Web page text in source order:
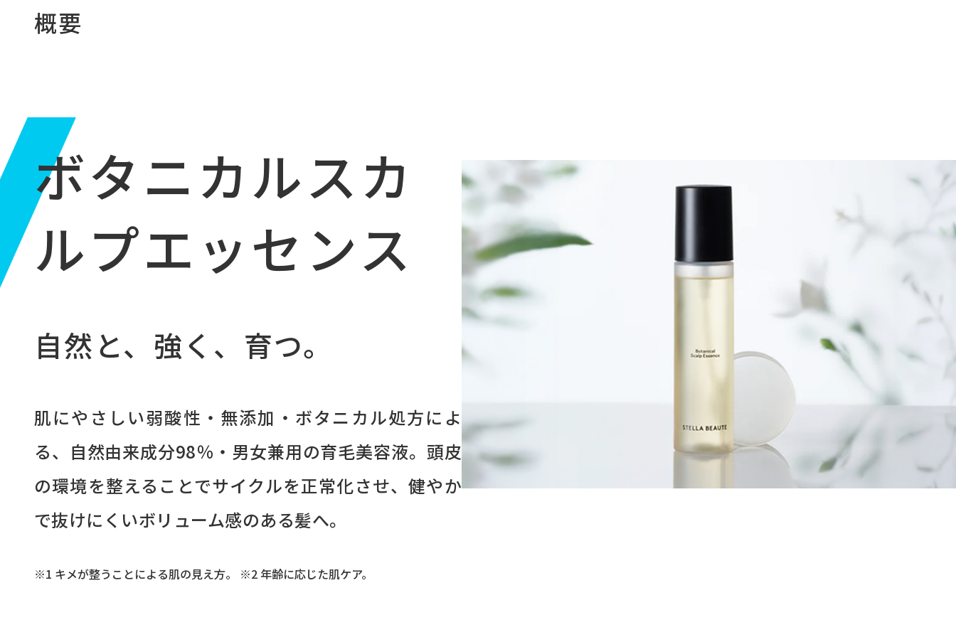
概要
ボタニカルスカ
ルプエッセンス
自然と、強く、育つ。
肌にやさしい弱酸性・無添加・ボタニカル処方によ
る、自然由来成分98％・男女兼用の育毛美容液。頭皮
の環境を整えることでサイクルを正常化させ、健やか
で抜けにくいボリューム感のある髪へ。
※1 キメが整うことによる肌の⾒え⽅。 ※2 年齢に応じた肌ケア。